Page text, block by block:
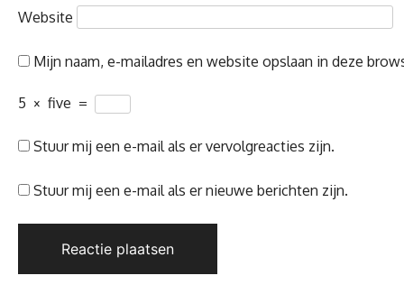
Website
Mijn naam, e-mailadres en website opslaan in deze
5 × five =
Stuur mij een e-mail als er vervolgreacties zijn.
Stuur mij een e-mail als er nieuwe berichten zijn.